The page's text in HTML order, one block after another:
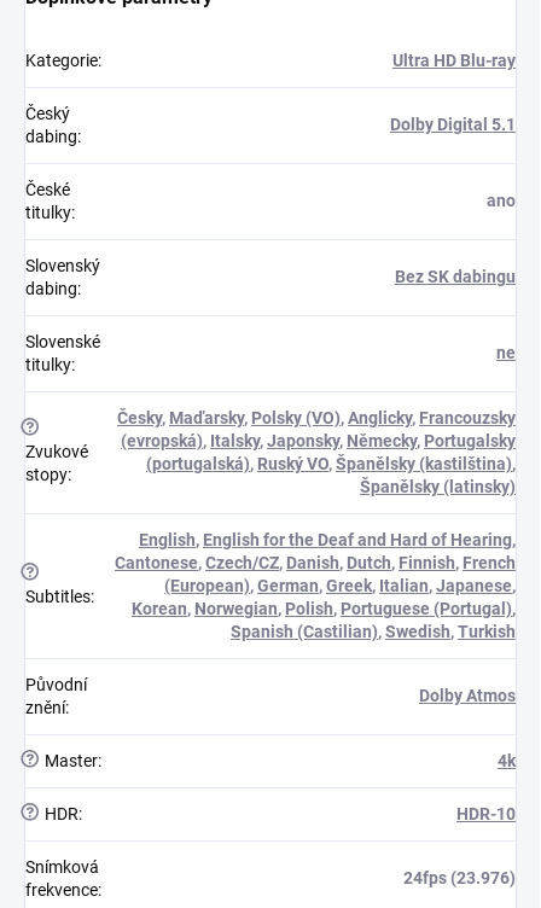
Kategorie: Ultra HD Blu-ray
Český
dabing:
Dolby Digital 5.1
České
titulky:
ano
Slovenský
dabing:
Bez SK dabingu
Slovenské
titulky:
ne
?
Zvukové
stopy:
Česky, Maďarsky, Polsky (VO),Anglicky, Francouzsky
(evropská), Italsky,Japonsky, Německy, Portugalsky
(portugalská), Ruský VO,Španělsky (kastilština),
Španělsky (latinsky)
?
Subtitles:
English, English for the Deaf and Hard of Hearing,
Cantonese,Czech/CZ, Danish, Dutch, Finnish, French
(European),German,Greek, Italian,Japanese,
Korean, Norwegian, Polish, Portuguese (Portugal),
Spanish (Castilian),Swedish,Turkish
Původní
znění:
Dolby Atmos
? Master: 4k
? HDR: HDR-10
Snímková
frekvence:
24fps (23.976)